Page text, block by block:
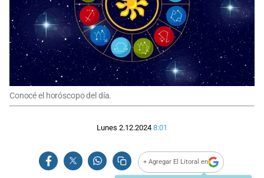
Conocé el horóscopo del día.
Lunes 2.12.2024 8:01
+ Agregar El Litoral en